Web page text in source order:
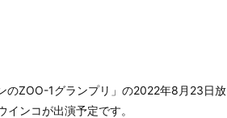
のZOO-1グランプリ」の2022年8月23日放
ンコが出演予定です。